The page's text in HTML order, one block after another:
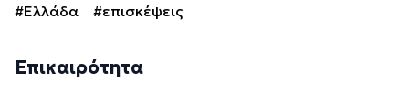
#Ελλάδα
#επισκέψεις
Επικαιρότητα